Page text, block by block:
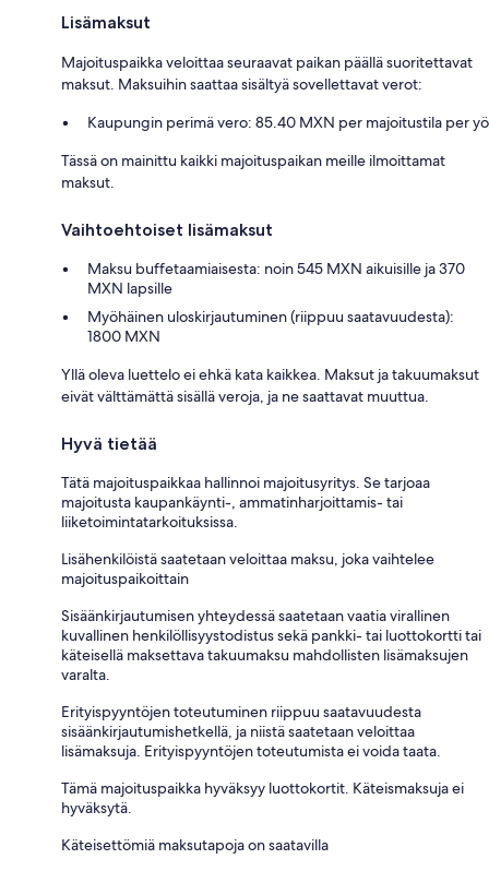
Lisämaksut
Majoituspaikka veloittaa seuraavat paikan päällä suoritettavat
maksut. Maksuihin saattaa sisältyä sovellettavat verot:
Kaupungin perimä vero: 85.40 MXN per majoitustila per yö
Tässä on mainittu kaikki majoituspaikan meille ilmoittamat
maksut.
Vaihtoehtoiset lisämaksut
Maksu buffetaamiaisesta: noin 545 MXN aikuisille ja 370
MXN lapsille
Myöhäinen uloskirjautuminen (riippuu saatavuudesta):
1800 MXN
Yllä oleva luettelo ei ehkä kata kaikkea. Maksut ja takuumaksut
eivät välttämättä sisällä veroja, ja ne saattavat muuttua.
Hyvä tietää
Tätä majoituspaikkaa hallinnoi majoitusyritys. Se tarjoaa
majoitusta kaupankäynti-, ammatinharjoittamis- tai
liiketoimintatarkoituksissa.
Lisähenkilöistä saatetaan veloittaa maksu, joka vaihtelee
majoituspaikoittain
Sisäänkirjautumisen yhteydessä saatetaan vaatia virallinen
kuvallinen henkilöllisyystodistus sekä pankki- tai luottokortti tai
käteisellä maksettava takuumaksu mahdollisten lisämaksujen
varalta.
Erityispyyntöjen toteutuminen riippuu saatavuudesta
sisäänkirjautumishetkellä, ja niistä saatetaan veloittaa
lisämaksuja. Erityispyyntöjen toteutumista ei voida taata.
Tämä majoituspaikka hyväksyy luottokortit. Käteismaksuja ei
hyväksytä.
Käteisettömiä maksutapoja on saatavilla